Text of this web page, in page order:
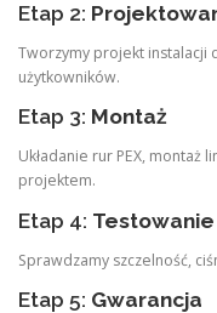
Etap 2:
Tworzymy projekt instalacji
użytkowników.
Etap 3: Montaż
Układanie rur PEX, montaż
projektem.
Etap 4: Testowanie
Sprawdzamy szczelność,
Etap 5: Gwarancja